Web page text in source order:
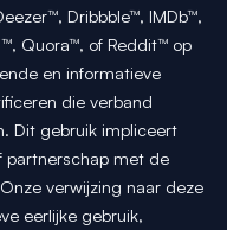
Dribbble™, IMDb™,
Quora™, of Reddit™ op
en informatieve
die verband
Dit gebruik impliceert
partnerschap met de
verwijzing naar deze
eerlijke gebruik,